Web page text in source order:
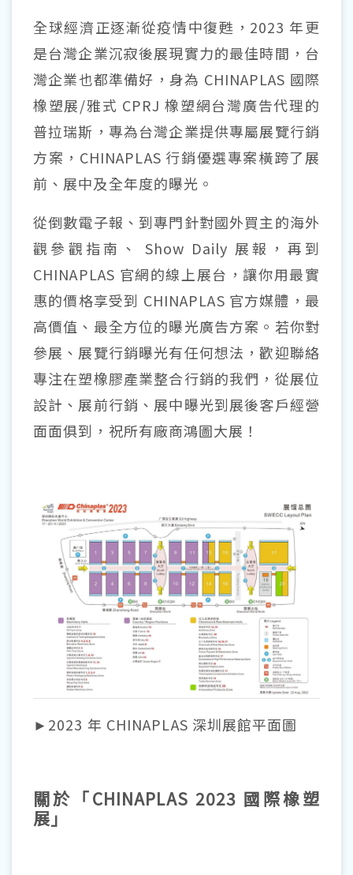
全球經濟正逐漸從疫情中復甦，2023 年更
是台灣企業沉寂後展現實力的最佳時間，台
灣企業也都準備好，身為 CHINAPLAS 國際
橡塑展/雅式 CPRJ 橡塑網台灣廣告代理的
普拉瑞斯，專為台灣企業提供專屬展覽行銷
方案，CHINAPLAS 行銷優選專案橫跨了展
前、展中及全年度的曝光。
從倒數電子報、到專門針對國外買主的海外
觀參觀指南、 Show Daily 展報，再到
CHINAPLAS 官網的線上展台，讓你用最實
惠的價格享受到 CHINAPLAS 官方媒體，最
高價值、最全方位的曝光廣告方案。若你對
參展、展覽行銷曝光有任何想法，歡迎聯絡
專注在塑橡膠產業整合行銷的我們，從展位
設計、展前行銷、展中曝光到展後客戶經營
面面俱到，祝所有廠商鴻圖大展！
►2023 年 CHINAPLAS 深圳展館平面圖
關於「CHINAPLAS 2023 國際橡塑
展」